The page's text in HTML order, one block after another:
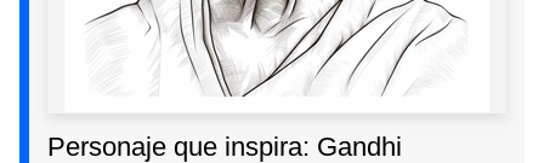
Personaje que inspira: Gandhi